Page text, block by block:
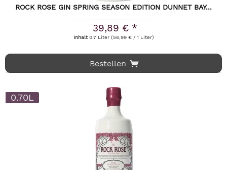
ROCK ROSE GIN SPRING SEASON EDITION DUNNET BAY...
39,89 € *
Inhalt0.7 Liter (56,99 € / 1 Liter)
Bestellen
0.70L